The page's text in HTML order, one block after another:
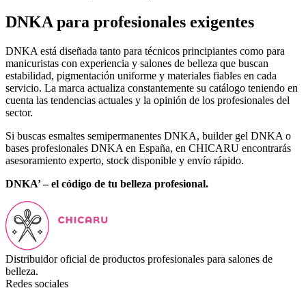
DNKA para profesionales exigentes
DNKA está diseñada tanto para técnicos principiantes como para
manicuristas con experiencia y salones de belleza que buscan
estabilidad, pigmentación uniforme y materiales fiables en cada
servicio. La marca actualiza constantemente su catálogo teniendo en
cuenta las tendencias actuales y la opinión de los profesionales del
sector.
Si buscas esmaltes semipermanentes DNKA, builder gel DNKA o
bases profesionales DNKA en España, en CHICARU encontrarás
asesoramiento experto, stock disponible y envío rápido.
DNKA’ – el código de tu belleza profesional.
Distribuidor oficial de productos profesionales para salones de
belleza.
Redes sociales